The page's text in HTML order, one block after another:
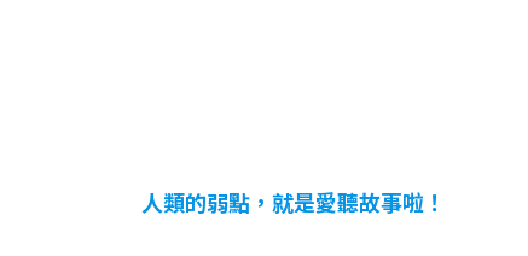
人類的弱點，就是愛聽故事啦！